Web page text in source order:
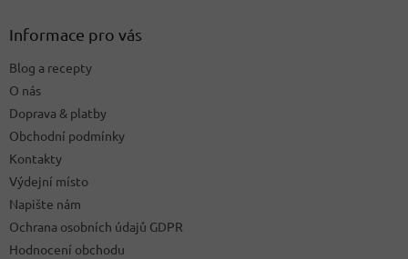
Informace pro vás
Blog a recepty
O nás
Doprava & platby
Obchodní podmínky
Kontakty
Výdejní místo
Napište nám
Ochrana osobních údajů GDPR
Hodnocení obchodu